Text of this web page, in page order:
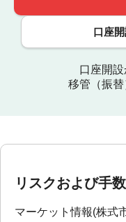
口座
口座開
移管（振
リスクおよび手
マーケット情報(株式